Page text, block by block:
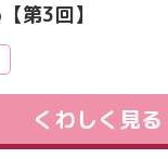
第3回】
くわしく見る